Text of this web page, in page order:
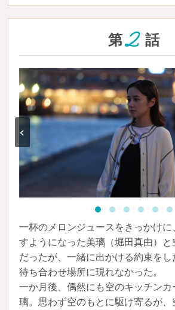
第2 話
‹
一杯のメロンジュースをきっかけ
すようになった美璃（堀田真由）と
だったが、一緒に出かける約束を
待ち合わせ場所に現れなかった。
一か月後、偶然にも空のキッチンカ
璃。思わず空のもとに駆け寄るが、